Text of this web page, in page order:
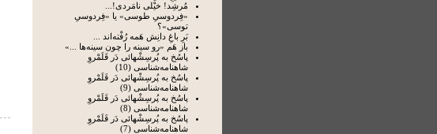
مُرشِد! خیْلی نامَردی!...
«فِردوسیِ طوسی» یا «فِردوسیِ
توسی»؟
بَرِ باغِ دانِش هَمه رُفْته‌‏اند ...
باز هَم «رو سینه را چون سینه‌ها ...»
پاسُخ به پُرسِشْهائی دَر قَلَمْروِ
شاهنامه‌شناسی (10)
پاسُخ به پُرسِشْهائی دَر قَلَمْروِ
شاهنامه‌شناسی (9)
پاسُخ به پُرسِشْهائی دَر قَلَمْروِ
شاهنامه‌شناسی (8)
پاسُخ به پُرسِشْهائی دَر قَلَمْروِ
شاهنامه‌شناسی (7)